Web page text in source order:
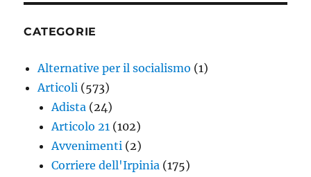
CATEGORIE
Alternative per il socialismo (1)
Articoli (573)
Adista (24)
Articolo 21 (102)
Avvenimenti (2)
Corriere dell'Irpinia (175)